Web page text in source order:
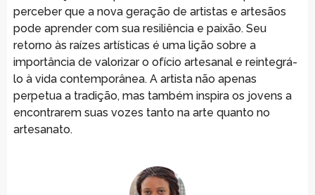
perceber que a nova geração de artistas e artesãos
pode aprender com sua resiliência e paixão. Seu
retorno às raízes artísticas é uma lição sobre a
importância de valorizar o ofício artesanal e reintegrá-
lo à vida contemporânea. A artista não apenas
perpetua a tradição, mas também inspira os jovens a
encontrarem suas vozes tanto na arte quanto no
artesanato.